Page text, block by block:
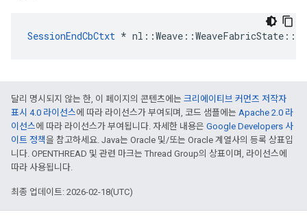
SessionEndCbCtxt *
달리 명시되지 않는 한, 이 페이지의 콘텐츠에는 크리에이티브 커먼즈 저작자
표시 4.0 라이선스에 따라 라이선스가 부여되며, 코드 샘플에는 Apache 2.0 라
이선스에 따라 라이선스가 부여됩니다. 자세한 내용은 Google Developers 사
이트 정책을 참고하세요. Java는 Oracle 및/또는 Oracle 계열사의 등록 상표입
니다. OPENTHREAD 및 관련 마크는 Thread Group의 상표이며, 라이선스에
따라 사용됩니다.
최종 업데이트: 2026-02-18(UTC)